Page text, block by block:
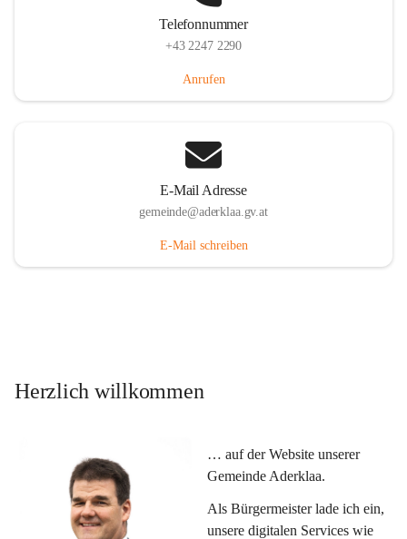
Telefonnummer
+43 2247 2290
Anrufen
E-Mail Adresse
gemeinde@aderklaa.gv.at
E-Mail schreiben
Herzlich willkommen
… auf der Website unserer
Gemeinde Aderklaa.
Als Bürgermeister lade ich ein,
unsere digitalen Services wie